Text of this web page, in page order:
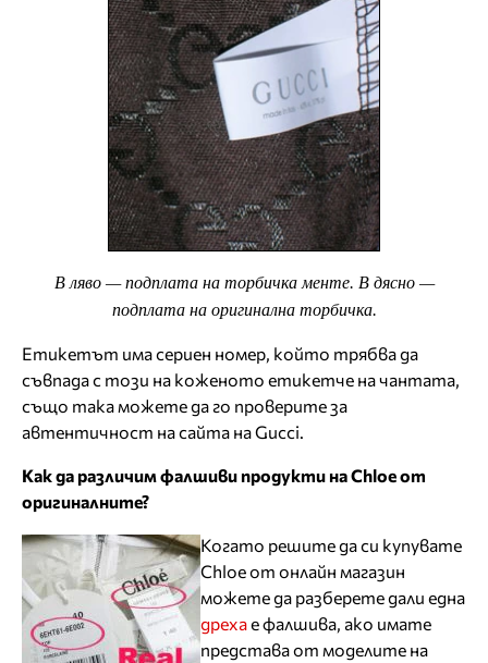
В ляво — подплата на торбичка менте. В дясно —
подплата на оригинална торбичка.
Етикетът има сериен номер, който трябва да
съвпада с този на коженото етикетче на чантата,
също така можете да го проверите за
автентичност на сайта на Gucci.
Как да различим фалшиви продукти на Chloe oт
оригиналните?
Когато решите да си купувате
Chloe от онлайн магазин
можете да разберете дали една
дрехае фалшива, ако имате
представа от моделите на